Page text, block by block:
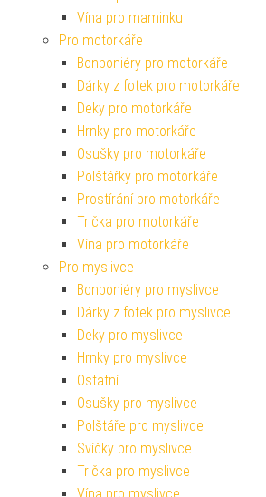
Vína pro maminku
Pro motorkáře
Bonboniéry pro motorkáře
Dárky z fotek pro motorkáře
Deky pro motorkáře
Hrnky pro motorkáře
Osušky pro motorkáře
Polštářky pro motorkáře
Prostírání pro motorkáře
Trička pro motorkáře
Vína pro motorkáře
Pro myslivce
Bonboniéry pro myslivce
Dárky z fotek pro myslivce
Deky pro myslivce
Hrnky pro myslivce
Ostatní
Osušky pro myslivce
Polštáře pro myslivce
Svíčky pro myslivce
Trička pro myslivce